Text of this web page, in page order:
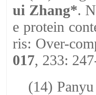
ui Zhang*.
e protein
ris: Over-
017, 233:
(14)